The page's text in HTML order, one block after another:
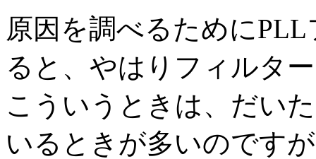
原因を調べるために
ると、やはりフィルタ
こういうときは、だい
いるときが多いのです